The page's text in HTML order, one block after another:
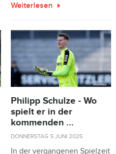
Weiterlesen
Philipp Schulze - Wo
spielt er in der
kommenden ...
DONNERSTAG 5 JUNI 2025
In der vergangenen Spielzeit